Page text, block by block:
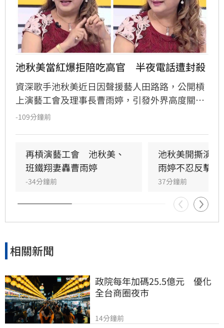
池秋美當紅爆拒陪吃高官　半夜電話遭封殺
資深歌手池秋美近日因聲援藝人田路路，公開槓
上演藝工會及理事長曹雨婷，引發外界高度關
注。池秋美過去曾以《小風帆》一曲紅遍大街小
發她通告就會斷手斷腳，導致演藝事業一落千
丈，從一週七天通告的當紅歌手淪為過往雲煙。
-109分鐘前
再槓演藝工會　池秋美、
班鐵翔妻轟曹雨婷
-34分鐘前
池秋美開撕演
雨婷不忍反擊了
37分鐘前
相關新聞
政院每年加碼25.5億元　優化
全台商圈夜市
14分鐘前